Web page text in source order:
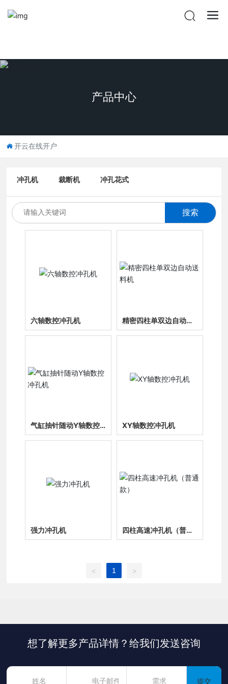
开云在线开户
产品中心
开云在线开户
冲孔机 裁断机 冲孔花式
搜索
六轴数控冲孔机
精密四柱单双边自动送
料机
气缸抽针随动Y轴数控
冲孔机
XY轴数控冲孔机
强力冲孔机
四柱高速冲孔机（普通
款）
< 1 >
想了解更多产品详情？给我们发送咨询
提交